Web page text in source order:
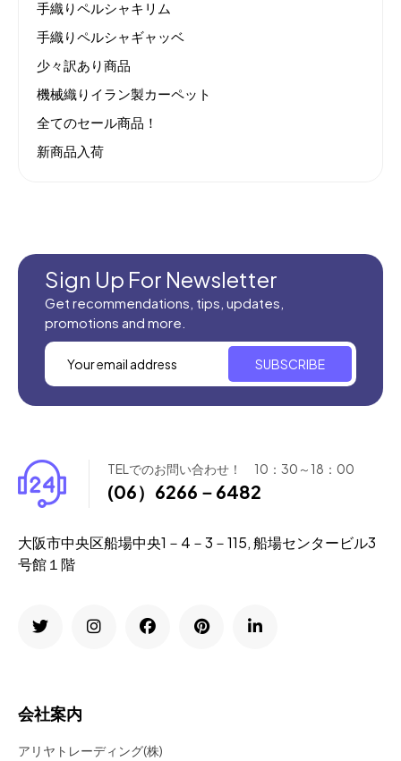
手織りペルシャキリム
手織りペルシャギャッベ
少々訳あり商品
機械織りイラン製カーペット
全てのセール商品！
新商品入荷
Sign Up For Newsletter
Get recommendations, tips, updates,
promotions and more.
SUBSCRIBE
TELでのお問い合わせ！ 10：30～18：00
(06）6266－6482
大阪市中央区船場中央1－4－3－115, 船場センタービル3
号館１階
会社案内
アリヤトレーディング(株)